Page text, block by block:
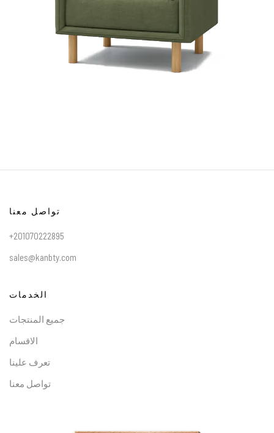
تواصل معنا
+201070222895
sales@kanbty.com
الخدمات
جميع المنتجات
الاقسام
تعرف علينا
تواصل معنا